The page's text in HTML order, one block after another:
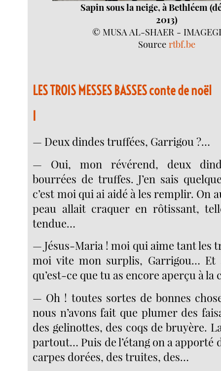
Sapin sous la neige, à Bethléem
2013)
© MUSA AL-SHAER -
Sourcertbf.be
LES TROIS MESSES BASSESconte de noël
— Deux dindes truffées, Garrigou ?…
— Oui, mon révérend, deux
bourrées de truffes. J’en sais
c’est moi qui ai aidé à les remplir. On
peau allait craquer en rôtissant,
tendue…
— Jésus-Maria ! moi qui aime tant les
moi vite mon surplis, Garrigou… Et
qu’est-ce que tu as encore aperçu à la
— Oh ! toutes sortes de bonnes
nous n’avons fait que plumer des
des gelinottes, des coqs de bruyère.
partout… Puis de l’étang on a apporté
carpes dorées, des truites, des…